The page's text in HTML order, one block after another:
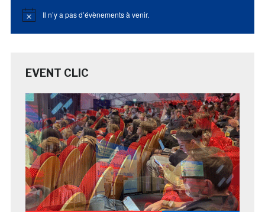
Notice Il n’y a pas d’évènements à venir.
EVENT CLIC